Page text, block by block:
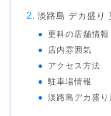
淡路島 デカ盛り
更科の店舗情報
店内雰囲気
アクセス方法
駐車場情報
淡路島デカ盛